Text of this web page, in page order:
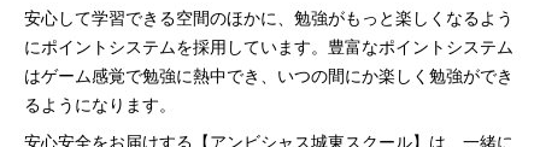
安心して学習できる空間のほかに、勉強がもっと楽しくなるよう
にポイントシステムを採用しています。豊富なポイントシステム
はゲーム感覚で勉強に熱中でき、いつの間にか楽しく勉強ができ
るようになります。
安心安全をお届けする【アンビシャス城東スクール】は、一緒に